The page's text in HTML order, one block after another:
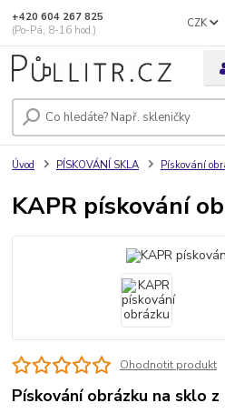
CZK
+420 604 267 825
(Po-Pá, 8-16 hod.)
Úvod PÍSKOVÁNÍ SKLA Pískování
KAPR pískování
Ohodnotit produkt
Pískování obrázku na sklo